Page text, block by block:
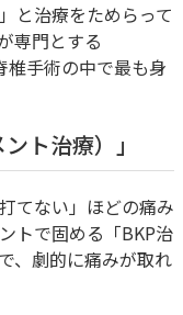
と治療をためらって
専門とする
椎手術の中で最も身
ト治療）」
てない」ほどの痛み
トで固める「BKP治
、劇的に痛みが取れ